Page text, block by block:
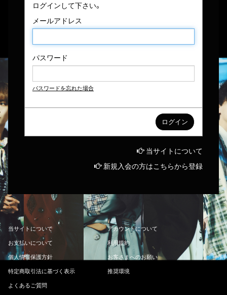
ログインして下さい。
メールアドレス
パスワード
パスワードを忘れた場合
当サイトについて
新規入会の方はこちらから登録
当サイ ト について アカウントについて
お支払いについて 利用規約
個人情報保護方針 お客さまへのお願い
特定商取引法に基づく 表示 推奨環境
よ く あるご質問